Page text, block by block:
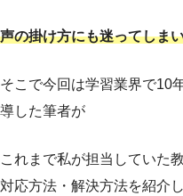
声の掛け方にも迷ってしま
そこで今回は学習業界で10
導した筆者が
これまで私が担当していた
対応方法・解決方法を紹介し